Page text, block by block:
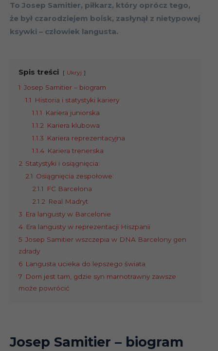
To Josep Samitier, piłkarz, który oprócz tego,
że był czarodziejem boisk, zasłynął z nietypowej
ksywki – człowiek langusta.
Spis treści Ukryj
1 Josep Samitier – biogram
1.1
Historia i statystyki kariery
1.1.1
Kariera juniorska
1.1.2 Kariera klubowa
1.1.3 Kariera reprezentacyjna
1.1.4 Kariera trenerska
2 Statystyki i osiągnięcia:
2.1 Osiągnięcia zespołowe:
2.1.1
FC Barcelona
2.1.2 Real Madryt
3 Era langusty w Barcelonie
4 Era langusty w reprezentacji Hiszpanii
5 Josep Samitier wszczepia w DNA Barcelony gen
zdrady
6 Langusta ucieka do lepszego świata
7 Dom jest tam, gdzie syn marnotrawny zawsze
może powrócić
Josep Samitier – biogram